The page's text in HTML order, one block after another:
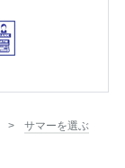
サマーを選ぶ